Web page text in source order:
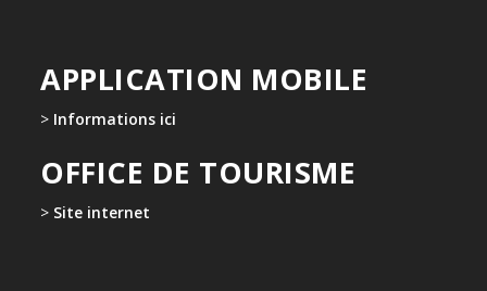
APPLICATION MOBILE
> Informations ici
OFFICE DE TOURISME
> Site internet